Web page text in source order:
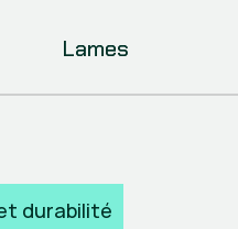
Lames
durabilité